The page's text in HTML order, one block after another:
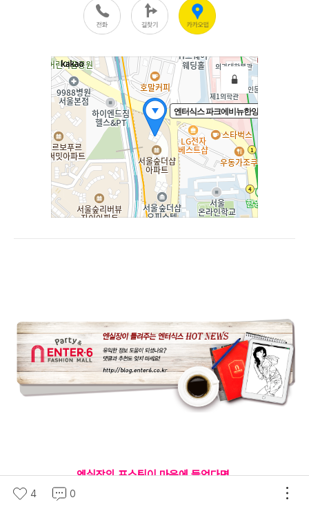
엔실장의 포스팅이 마음에 들었다면,
로그인이 필요없는 공감버튼을 꾹~ 눌러주세요 :)
4 0